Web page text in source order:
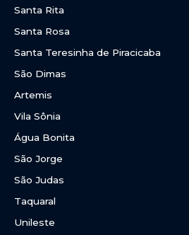
Santa Rita
Santa Rosa
Santa Teresinha de Piracicaba
São Dimas
Artemis
Vila Sônia
Água Bonita
São Jorge
São Judas
Taquaral
Unileste